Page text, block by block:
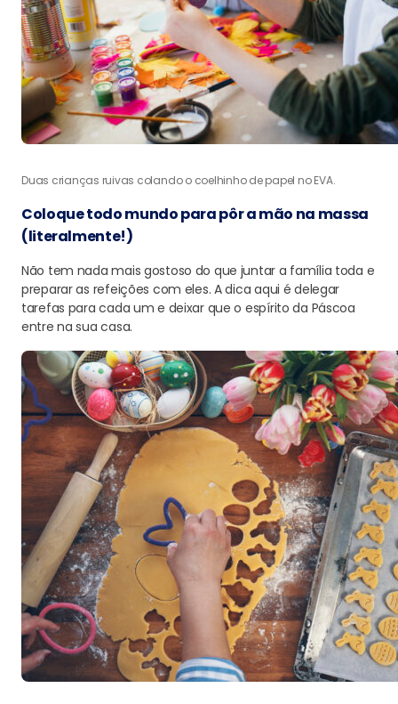
Duas crianças ruivas colando o coelhinho de papel no EVA.
Coloque todo mundo para pôr a mão na massa
(literalmente!)
Não tem nada mais gostoso do que juntar a família toda e
preparar as refeições com eles. A dica aqui é delegar
tarefas para cada um e deixar que o espírito da Páscoa
entre na sua casa.